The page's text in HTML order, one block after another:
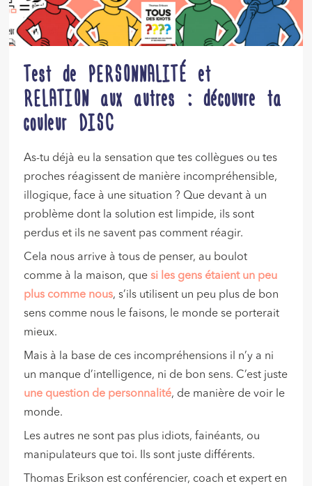
Test de PERSONNALITÉ et
RELATION aux autres : découvre ta
couleur DISC
As-tu déjà eu la sensation que tes collègues ou tes
proches réagissent de manière incompréhensible,
illogique, face à une situation ? Que devant à un
problème dont la solution est limpide, ils sont
perdus et ils ne savent pas comment réagir.
Cela nous arrive à tous de penser, au boulot
comme à la maison, quesi les gens étaient un peu
plus comme nous, s’ils utilisent un peu plus de bon
sens comme nous le faisons, le monde se porterait
mieux.
Mais à la base de ces incompréhensions il n’y a ni
un manque d’intelligence, ni de bon sens. C’est juste
une question de personnalité, de manière de voir le
monde.
Les autres ne sont pas plus idiots, fainéants, ou
manipulateurs que toi. Ils sont juste différents.
Thomas Erikson est conférencier, coach et expert en